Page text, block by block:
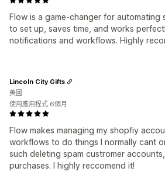
Flow is a game-changer for automating
to set up, saves time, and works
notifications and workflows. Highly
Flow makes managing my shopfiy
workflows to do things I normally cant
such deleting spam custromer
purchases. I highly reccomend it!
Lincoln City Gifts
美國
使用應用程式 6個月